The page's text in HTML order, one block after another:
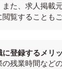
た、求人掲載
覧することも
登録するメリ
残業時間など